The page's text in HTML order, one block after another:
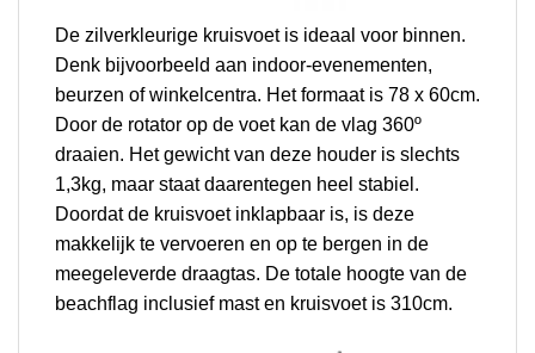
De zilverkleurige kruisvoet is ideaal voor binnen.
Denk bijvoorbeeld aan indoor-evenementen,
beurzen of winkelcentra. Het formaat is 78 x 60cm.
Door de rotator op de voet kan de vlag 360º
draaien. Het gewicht van deze houder is slechts
1,3kg, maar staat daarentegen heel stabiel.
Doordat de kruisvoet inklapbaar is, is deze
makkelijk te vervoeren en op te bergen in de
meegeleverde draagtas. De totale hoogte van de
beachflag inclusief mast en kruisvoet is 310cm.